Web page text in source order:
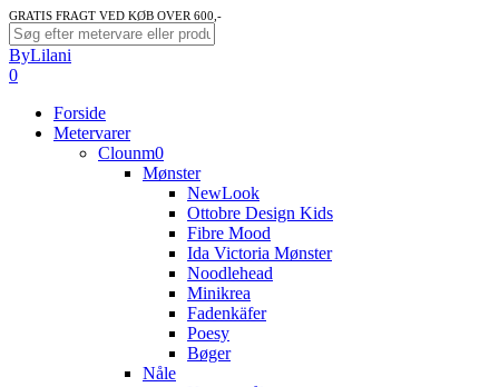
Skip
to
main
content
GRATIS FRAGT VED KØB OVER 600,-
Close
Search
ByLilani
search
account
0
Forside
Metervarer
Clounm0
Mønster
NewLook
Ottobre Design Kids
Fibre Mood
Ida Victoria Mønster
Noodlehead
Minikrea
Fadenkäfer
Poesy
Bøger
Nåle